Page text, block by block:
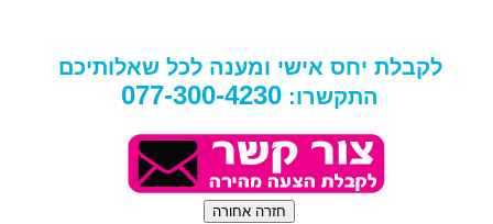
לקבלת יחס אישי ומענה לכל שאלותיכם
התקשרו: 077-300-4230